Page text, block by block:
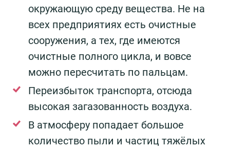
окружающую среду вещества. Не на
всех предприятиях есть очистные
сооружения, а тех, где имеются
очистные полного цикла, и вовсе
можно пересчитать по пальцам.
Переизбыток транспорта, отсюда
высокая загазованность воздуха.
В атмосферу попадает большое
количество пыли и частиц тяжёлых